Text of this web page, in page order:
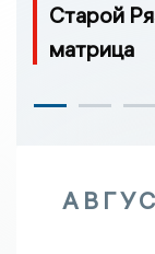
Старой
матрица